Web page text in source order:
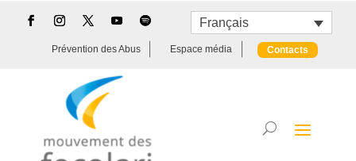
Français
Prévention des Abus Espace média Contacts